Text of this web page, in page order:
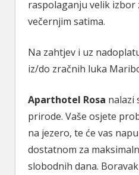
raspolaganju velik izbor
večernjim satima.
Na zahtjev i uz
iz/do zračnih luka
Aparthotel Rosa nalazi
prirode. Vaše osjete
na jezero, te će vas
dostatnom za
slobodnih dana.